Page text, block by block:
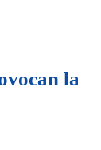
la